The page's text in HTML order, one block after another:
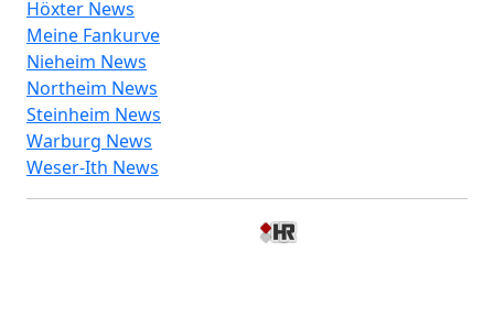
Höxter News
Meine Fankurve
Nieheim News
Northeim News
Steinheim News
Warburg News
Weser-Ith News